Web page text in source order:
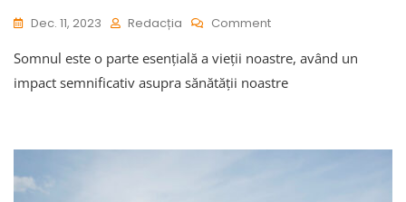
Dec. 11, 2023 Redacția CommentOn
Somnului:
Cum
Tău
Somnul este o parte esențială a vieții noastre, având un
impact semnificativ asupra sănătății noastre